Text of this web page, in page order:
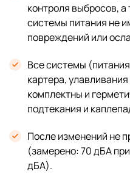
контроля выбросов, а
системы питания не
повреждений или
Все системы
картера,
комплектны и
подтекания и
После изменений не
(замерено: 70 дБА
дБА).